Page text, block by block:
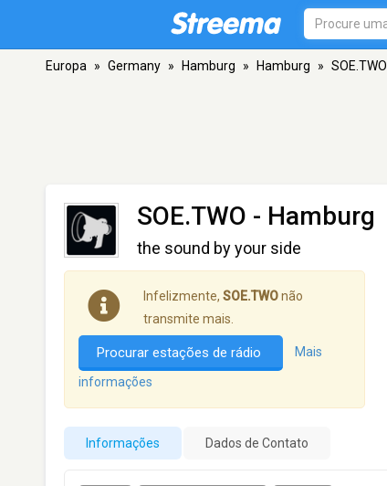
Europa » Germany » Hamburg » Hamburg » SOE.TWO
SOE.TWO - Hamburg
the sound by your side
Infelizmente, SOE.TWOnão
transmite mais.
Procurar estações de rádio Mais
informações
Informações Dados de Contato